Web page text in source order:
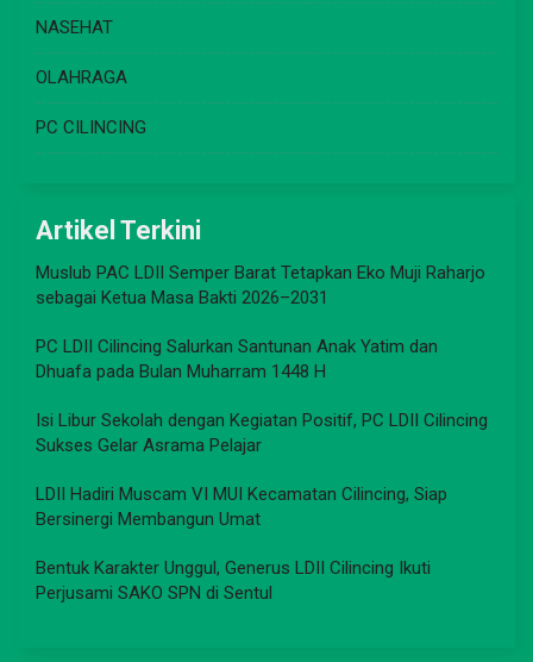
NASEHAT
OLAHRAGA
PC CILINCING
Artikel Terkini
Muslub PAC LDII Semper Barat Tetapkan Eko Muji Raharjo
sebagai Ketua Masa Bakti 2026–2031
PC LDII Cilincing Salurkan Santunan Anak Yatim dan
Dhuafa pada Bulan Muharram 1448 H
Isi Libur Sekolah dengan Kegiatan Positif, PC LDII Cilincing
Sukses Gelar Asrama Pelajar
LDII Hadiri Muscam VI MUI Kecamatan Cilincing, Siap
Bersinergi Membangun Umat
Bentuk Karakter Unggul, Generus LDII Cilincing Ikuti
Perjusami SAKO SPN di Sentul